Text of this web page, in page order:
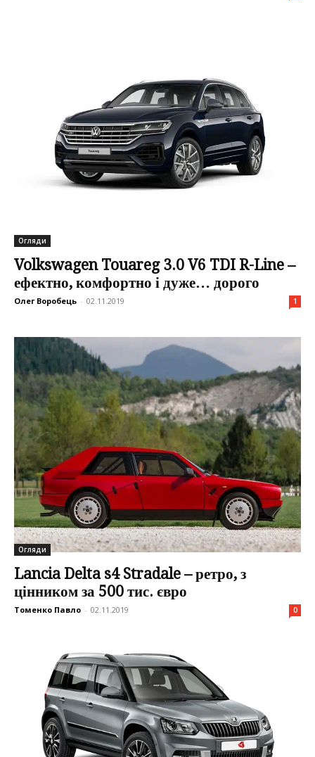
Огляди
Volkswagen Touareg 3.0 V6 TDI R-Line –
ефектно, комфортно і дуже… дорого
Олег Воробець - 02.11.2019 1
Огляди
Lancia Delta s4 Stradale – ретро, з
цінником за 500 тис. євро
Томенко Павло - 02.11.2019 0